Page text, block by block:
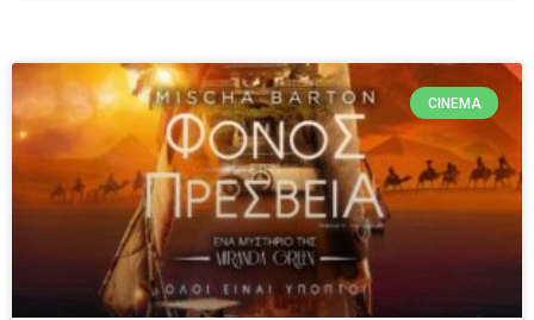
CINEMA